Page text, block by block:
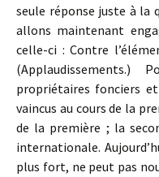
seule réponse juste à la
allons maintenant
celle-ci : Contre
propriétaires fonciers
vaincus au cours de la
de la première ; la
internationale.
plus fort, ne peut pas